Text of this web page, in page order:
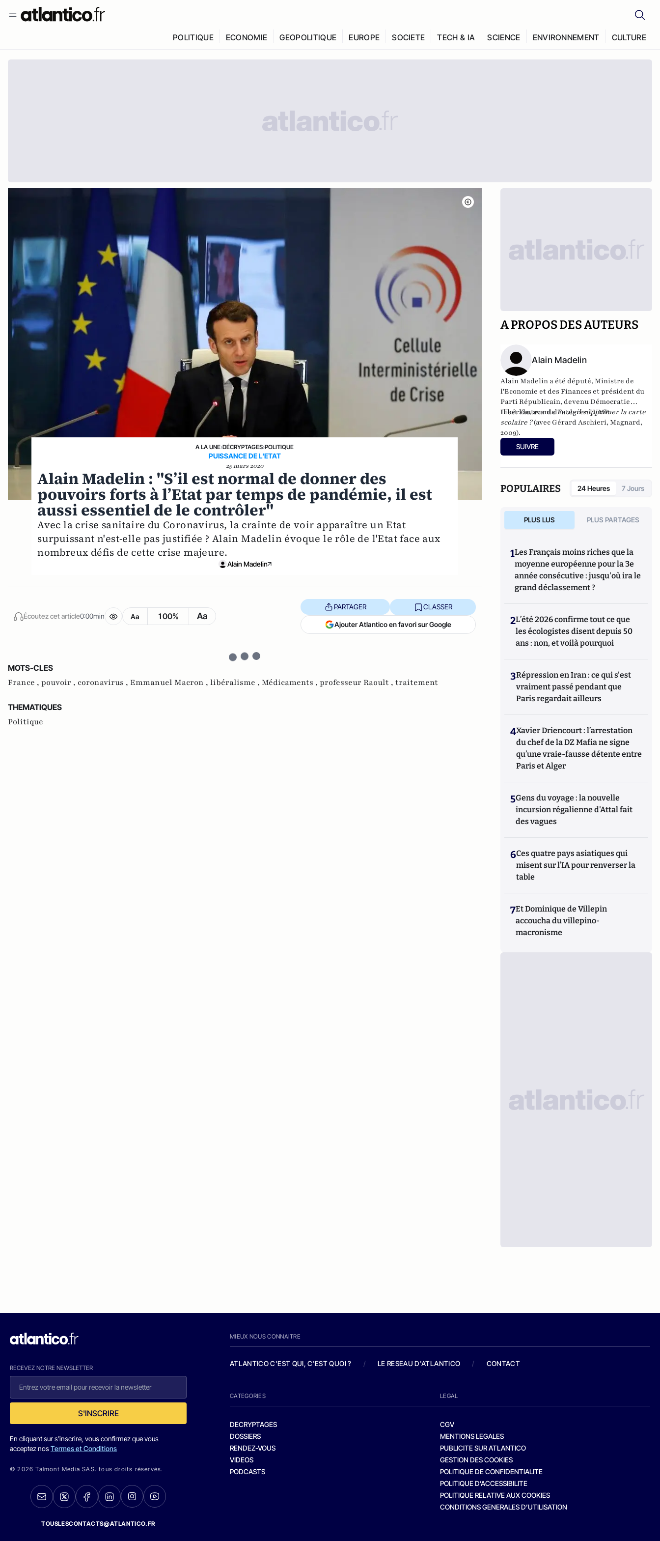
POLITIQUE ECONOMIE GEOPOLITIQUE EUROPE SOCIETE TECH & IA SCIENCE ENVIRONNEMENT CULTURE
A LA UNE›DÉCRYPTAGES›POLITIQUE
PUISSANCE DE L'ETAT
25 mars 2020
Alain Madelin : "S’il est normal de donner des
pouvoirs forts à l’Etat par temps de pandémie, il est
aussi essentiel de le contrôler"
Avec la crise sanitaire du Coronavirus, la crainte de voir apparaître un Etat
surpuissant n'est-elle pas justifiée ? Alain Madelin évoque le rôle de l'Etat face aux
nombreux défis de cette crise majeure.
Alain Madelin
Écoutez cet article0:00min Aa 100% Aa
PARTAGER CLASSER
Ajouter Atlantico en favori sur Google
MOTS-CLES
France , pouvoir , coronavirus , Emmanuel Macron , libéralisme , Médicaments , professeur Raoult , traitement
THEMATIQUES
Politique
A PROPOS DES AUTEURS
Alain Madelin
Alain Madelin a été député, Ministre de
l'Economie et des Finances et président du
Parti Républicain, devenu Démocratie
Libérale, avant d'intégrer l'UMP.
Il est l'auteur deFaut-il supprimer la carte
scolaire ?(avec Gérard Aschieri, Magnard,
2009).
SUIVRE
POPULAIRES 24 Heures 7 Jours
PLUS LUS PLUS PARTAGES
1Les Français moins riches que la
moyenne européenne pour la 3e
année consécutive : jusqu'où ira le
grand déclassement ?
2L’été 2026 confirme tout ce que
les écologistes disent depuis 50
ans : non, et voilà pourquoi
3Répression en Iran : ce qui s'est
vraiment passé pendant que
Paris regardait ailleurs
4Xavier Driencourt : l’arrestation
du chef de la DZ Mafia ne signe
qu’une vraie-fausse détente entre
Paris et Alger
5Gens du voyage : la nouvelle
incursion régalienne d'Attal fait
des vagues
6Ces quatre pays asiatiques qui
misent sur l’IA pour renverser la
table
7Et Dominique de Villepin
accoucha du villepino-
macronisme
RECEVEZ NOTRE NEWSLETTER
S'INSCRIRE
En cliquant sur s'inscrire, vous confirmez que vous
acceptez nosTermes et Conditions
© 2026 Talmont Media SAS. tous droits réservés.
TOUSLESCONTACTS@ATLANTICO.FR
MIEUX NOUS CONNAITRE
ATLANTICO C'EST QUI, C'EST QUOI ? / LE RESEAU D'ATLANTICO / CONTACT
CATEGORIES
DECRYPTAGES
DOSSIERS
RENDEZ-VOUS
VIDEOS
PODCASTS
LEGAL
CGV
MENTIONS LEGALES
PUBLICITE SUR ATLANTICO
GESTION DES COOKIES
POLITIQUE DE CONFIDENTIALITE
POLITIQUE D’ACCESSIBILITE
POLITIQUE RELATIVE AUX COOKIES
CONDITIONS GENERALES D’UTILISATION